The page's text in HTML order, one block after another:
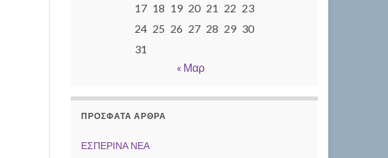
17 18 19 20 21 22 23
24 25 26 27 28 29 30
31
« Μαρ
ΠΡΌΣΦΑΤΑ ΆΡΘΡΑ
ΕΣΠΕΡΙΝΑ ΝΕΑ